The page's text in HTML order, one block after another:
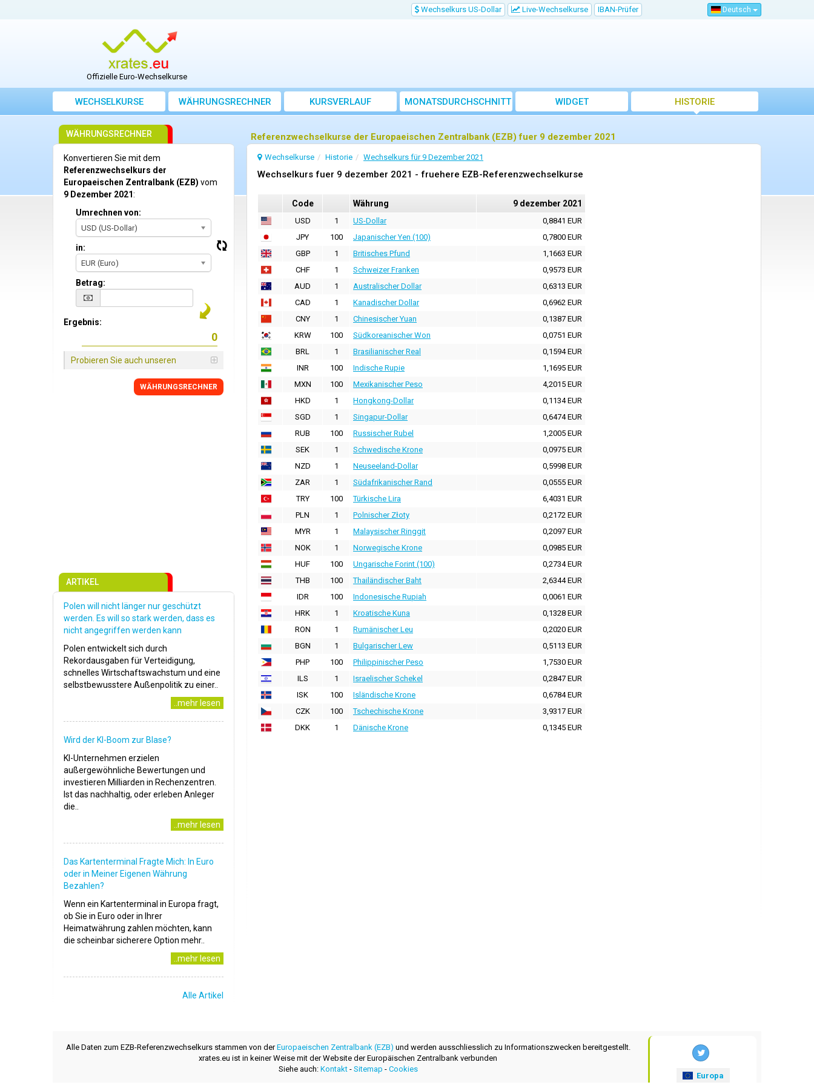
Wechselkurs US-Dollar Live-Wechselkurse IBAN-Prüfer Deutsch
Offizielle Euro-Wechselkurse
WECHSELKURSE WÄHRUNGSRECHNER KURSVERLAUF MONATSDURCHSCHNITT WIDGET HISTORIE
Referenzwechselkurse der Europaeischen Zentralbank (EZB) fuer 9 dezember 2021
Wechselkurse Historie Wechselkurs für 9 Dezember 2021
Wechselkurs fuer 9 dezember 2021 - fruehere EZB-Referenzwechselkurse
Code Währung 9 dezember 2021
USD 1 US-Dollar
0,8841 EUR
JPY
100 Japanischer Yen (100)
0,7800 EUR
GBP
1 Britisches Pfund
1,1663 EUR
CHF
1 Schweizer Franken
0,9573 EUR
AUD
1 Australischer Dollar
0,6313 EUR
CAD
1 Kanadischer Dollar
0,6962 EUR
CNY
1 Chinesischer Yuan
0,1387 EUR
KRW
100 Südkoreanischer Won
0,0751 EUR
BRL
1 Brasilianischer Real
0,1594 EUR
INR
100 Indische Rupie
1,1695 EUR
MXN
100 Mexikanischer Peso
4,2015 EUR
HKD
1 Hongkong-Dollar
0,1134 EUR
SGD
1 Singapur-Dollar
0,6474 EUR
RUB
100 Russischer Rubel
1,2005 EUR
SEK
1 Schwedische Krone
0,0975 EUR
NZD
1 Neuseeland-Dollar
0,5998 EUR
ZAR
1 Südafrikanischer Rand
0,0555 EUR
TRY
100 Türkische Lira
6,4031 EUR
PLN
1 Polnischer Złoty
0,2172 EUR
MYR
1 Malaysischer Ringgit
0,2097 EUR
NOK
1 Norwegische Krone
0,0985 EUR
HUF
100 Ungarische Forint (100)
0,2734 EUR
THB
100 Thailändischer Baht
2,6344 EUR
IDR
100 Indonesische Rupiah
0,0061 EUR
HRK
1 Kroatische Kuna
0,1328 EUR
RON
1 Rumänischer Leu
0,2020 EUR
BGN
1 Bulgarischer Lew
0,5113 EUR
PHP
100 Philippinischer Peso
1,7530 EUR
ILS
1 Israelischer Schekel
0,2847 EUR
ISK
100 Isländische Krone
0,6784 EUR
CZK
100 Tschechische Krone
3,9317 EUR
DKK
1 Dänische Krone 0,1345 EUR
WÄHRUNGSRECHNER
Konvertieren Sie mit dem
Referenzwechselkurs der
Europaeischen Zentralbank (EZB) vom
9 Dezember 2021:
Umrechnen von:
USD (US-Dollar)
in:
EUR (Euro)
Betrag:
Ergebnis:
Probieren Sie auch unseren
WÄHRUNGSRECHNER
ARTIKEL
Polen will nicht länger nur geschützt
werden. Es will so stark werden, dass es
nicht angegriffen werden kann
Polen entwickelt sich durch
Rekordausgaben für Verteidigung,
schnelles Wirtschaftswachstum und eine
selbstbewusstere Außenpolitik zu einer..
..mehr lesen
Wird der KI-Boom zur Blase?
KI-Unternehmen erzielen
außergewöhnliche Bewertungen und
investieren Milliarden in Rechenzentren.
Ist das nachhaltig, oder erleben Anleger
die..
..mehr lesen
Das Kartenterminal Fragte Mich: In Euro
oder in Meiner Eigenen Währung
Bezahlen?
Wenn ein Kartenterminal in Europa fragt,
ob Sie in Euro oder in Ihrer
Heimatwährung zahlen möchten, kann
die scheinbar sicherere Option mehr..
..mehr lesen
Alle Artikel
Alle Daten zum EZB-Referenzwechselkurs stammen von derEuropaeischen Zentralbank (EZB) und werden ausschliesslich zu Informationszwecken bereitgestellt.
xrates.eu ist in keiner Weise mit der Website der Europäischen Zentralbank verbunden
Siehe auch: Kontakt- Sitemap - Cookies
Europa